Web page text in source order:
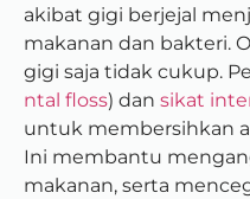
akibat gigi berjejal
makanan dan bakteri.
gigi saja tidak cukup.
ntal floss) dan sikat
untuk membersihkan
Ini membantu
makanan, serta